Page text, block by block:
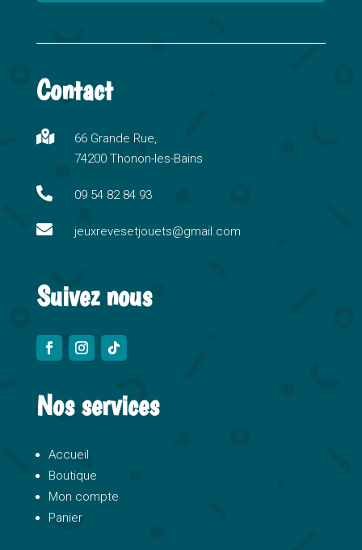
l
e
n
a
i
e
Contact

66 Grande Rue,
74200 Thonon-les-Bains
 09 54 82 84 93
 jeuxrevesetjouets@gmail.com
Suivez nous
Nos services
Accueil
Boutique
Mon compte
Panier